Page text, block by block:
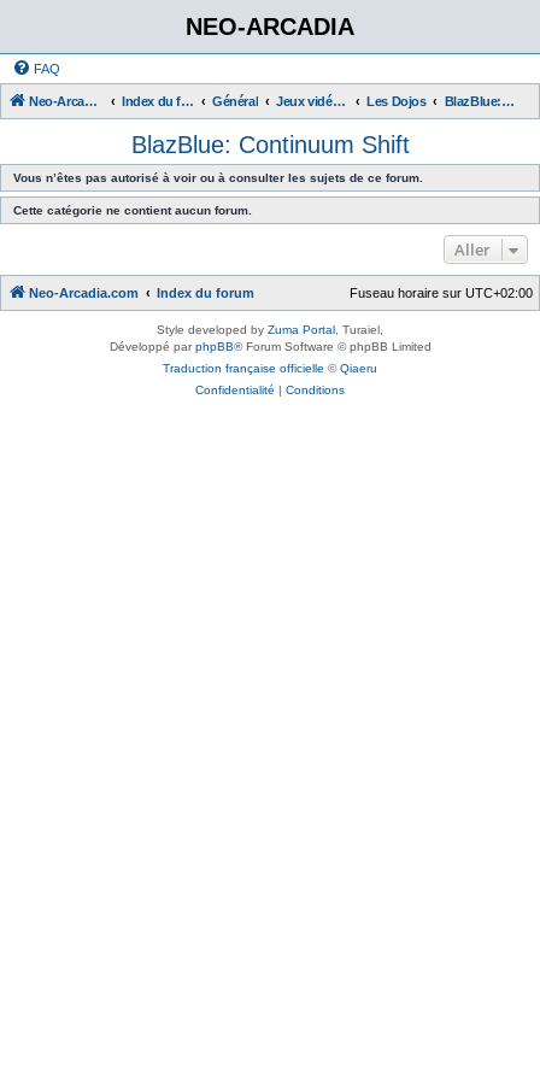
NEO-ARCADIA
FAQ
Neo-Arcadia.com Index du forum Général Jeux vidéo d'arcade Les Dojos BlazBlue: Continuum Shift
BlazBlue: Continuum Shift
Vous n’êtes pas autorisé à voir ou à consulter les sujets de ce forum.
Cette catégorie ne contient aucun forum.
Aller
Neo-Arcadia.com Index du forum Fuseau horaire sur UTC+02:00
Style developed by Zuma Portal , Turaiel,
Développé parphpBB® Forum Software © phpBB Limited
Traduction française officielle ©Qiaeru
Confidentialité | Conditions